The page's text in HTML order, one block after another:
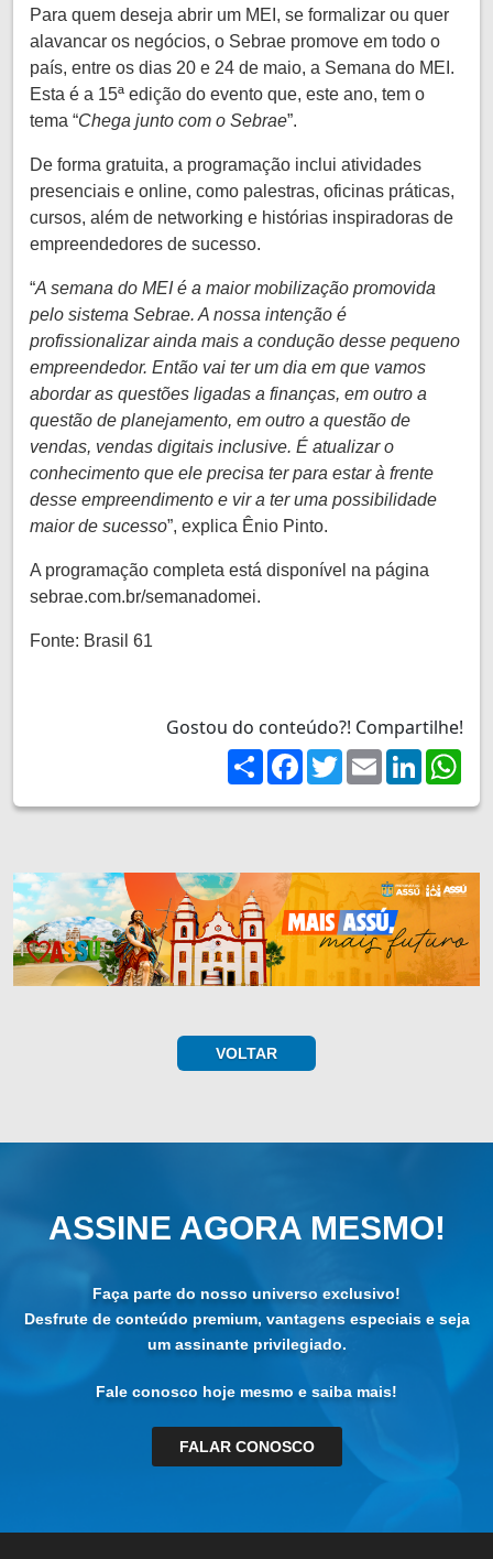
Para quem deseja abrir um MEI, se formalizar ou quer
alavancar os negócios, o Sebrae promove em todo o
país, entre os dias 20 e 24 de maio, a Semana do MEI.
Esta é a 15ª edição do evento que, este ano, tem o
tema “Chega junto com o Sebrae”.
De forma gratuita, a programação inclui atividades
presenciais e online, como palestras, oficinas práticas,
cursos, além de networking e histórias inspiradoras de
empreendedores de sucesso.
“A semana do MEI é a maior mobilização promovida
pelo sistema Sebrae. A nossa intenção é
profissionalizar ainda mais a condução desse pequeno
empreendedor. Então vai ter um dia em que vamos
abordar as questões ligadas a finanças, em outro a
questão de planejamento, em outro a questão de
vendas, vendas digitais inclusive. É atualizar o
conhecimento que ele precisa ter para estar à frente
desse empreendimento e vir a ter uma possibilidade
maior de sucesso”, explica Ênio Pinto.
A programação completa está disponível na página
sebrae.com.br/semanadomei.
Fonte: Brasil 61
Gostou do conteúdo?! Compartilhe!
ShareFacebook
TwitterEmailLinkedIn
VOLTAR
ASSINE AGORA MESMO!
Faça parte do nosso universo exclusivo!
Desfrute de conteúdo premium, vantagens especiais e seja
um assinante privilegiado.
Fale conosco hoje mesmo e saiba mais!
FALAR CONOSCO